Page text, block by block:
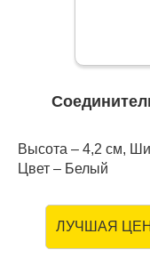
Высота – 4,2 см,
Цвет – Белый
ЛУЧШАЯ